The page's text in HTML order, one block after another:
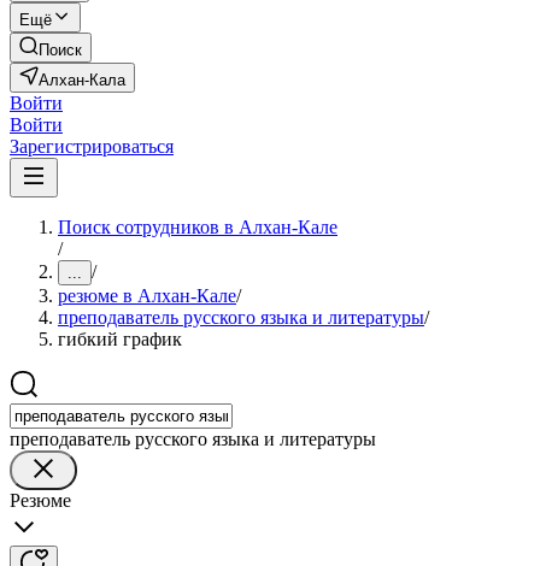
Ещё
Поиск
Алхан-Кала
Войти
Войти
Зарегистрироваться
Поиск сотрудников в Алхан-Кале
/
... /
резюме в Алхан-Кале/
преподаватель русского языка и литературы/
гибкий график
преподаватель русского языка и литературы
Резюме